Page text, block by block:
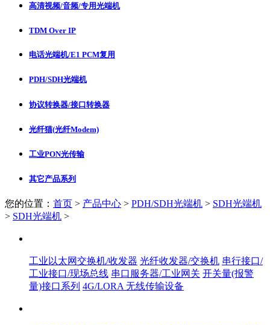
高清视频/音频/专用光端机
TDM Over IP
电话光端机/E1 PCM复用
PDH/SDH光端机
协议转换器/接口转换器
光纤猫(光纤Modem)
工业PON光传输
其它产品系列
您的位置： 首页 > 产品中心 > PDH/SDH光端机 > SDH光端机
> SDH光端机 >
工业以太网交换机/收发器 光纤收发器/交换机 串行接口/
工业接口/现场总线 串口服务器/工业网关 开关量(报警
量)接口系列 4G/LORA 无线传输设备